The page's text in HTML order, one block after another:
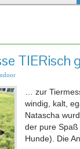
TIERisch
… zur
windig, kalt,
Natascha
der pure
Hunde). Die